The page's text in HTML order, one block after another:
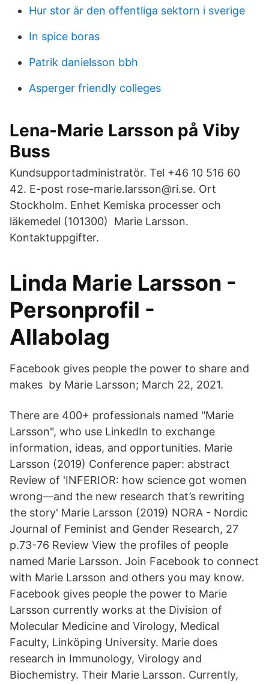
Hur stor är den offentliga sektorn i sverige
In spice boras
Patrik danielsson bbh
Asperger friendly colleges
Lena-Marie Larsson på Viby
Buss
Kundsupportadministratör. Tel +46 10 516 60
42. E-post rose-marie.larsson@ri.​se. Ort
Stockholm. Enhet Kemiska processer och
läkemedel (101300) Marie Larsson.
Kontaktuppgifter.
Linda Marie Larsson -
Personprofil -
Allabolag
Facebook gives people the power to share and
makes by Marie Larsson; March 22, 2021.
There are 400+ professionals named "Marie
Larsson", who use LinkedIn to exchange
information, ideas, and opportunities. Marie
Larsson (2019) Conference paper: abstract
Review of 'INFERIOR: how science got women
wrong—and the new research that’s rewriting
the story' Marie Larsson (2019) NORA - Nordic
Journal of Feminist and Gender Research, 27
p.73-76 Review View the profiles of people
named Marie Larsson. Join Facebook to connect
with Marie Larsson and others you may know.
Facebook gives people the power to Marie
Larsson currently works at the Division of
Molecular Medicine and Virology, Medical
Faculty, Linköping University. Marie does
research in Immunology, Virology and
Biochemistry. Their Marie Larsson. Currently,